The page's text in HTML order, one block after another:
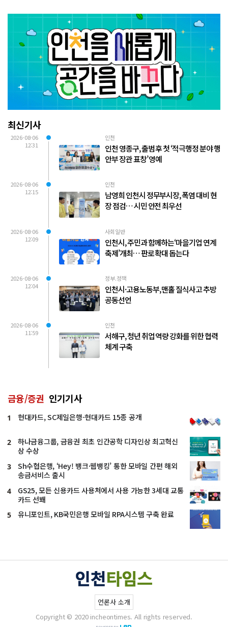
최신기사
2026-08-06
12:31
인천
인천 영종구, 출범 후 첫 ‘적극행정 분야 행
안부 장관 표창’ 영예
2026-08-06
12:15
인천
남영희 인천시 정무부시장, 폭염 대비 현
장 점검… 시민 안전 최우선
2026-08-06
12:09
사회일반
인천시, 주민과 함께하는‘마을기업 연계
축제’개최… 판로 확대 돕는다
2026-08-06
12:04
정부.정책
인천시·고용노동부, 맨홀 질식사고 추방
공동선언
2026-08-06
11:59
인천
서해구, 청년 취업 역량 강화를 위한 협력
체계 구축
금융/증권 인기기사
1 현대카드, SC제일은행-현대카드 15종 공개
2
하나금융그룹, 금융권 최초 인간공학 디자인상 최고혁신
상 수상
3
Sh수협은행, ‘Hey! 뱅크·웹뱅킹’ 통한 모바일 간편 해외
송금서비스 출시
4
GS25, 모든 신용카드 사용처에서 사용 가능한 3세대 교통
카드 선봬
5 유니포인트, KB국민은행 모바일 RPA시스템 구축 완료
언론사 소개
Copyright © 2020 incheontimes. All rights reserved.